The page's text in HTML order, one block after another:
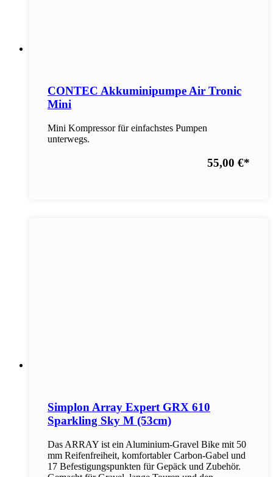
CONTEC Akkuminipumpe Air Tronic
Mini
Mini Kompressor für einfachstes Pumpen
unterwegs.
55,00 €*
Simplon Array Expert GRX 610
Sparkling Sky M (53cm)
Das ARRAY ist ein Aluminium-Gravel Bike mit 50
mm Reifenfreiheit, komfortabler Carbon-Gabel und
17 Befestigungspunkten für Gepäck und Zubehör.